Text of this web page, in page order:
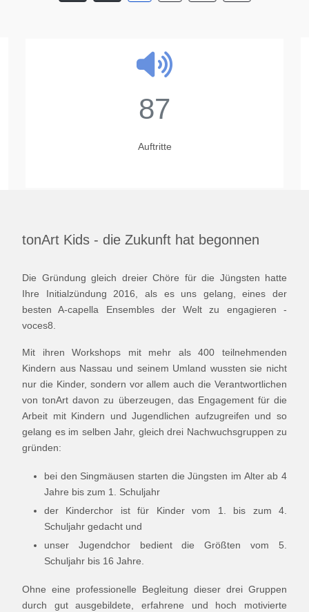
23
Jahre
tonArt Kids - die Zukunft hat begonnen
Die Gründung gleich dreier Chöre für die Jüngsten hatte
Ihre Initialzündung 2016, als es uns gelang, eines der
besten A-capella Ensembles der Welt zu engagieren -
voces8.
Mit ihren Workshops mit mehr als 400 teilnehmenden
Kindern aus Nassau und seinem Umland wussten sie nicht
nur die Kinder, sondern vor allem auch die Verantwortlichen
von tonArt davon zu überzeugen, das Engagement für die
Arbeit mit Kindern und Jugendlichen aufzugreifen und so
gelang es im selben Jahr, gleich drei Nachwuchsgruppen zu
gründen:
bei den Singmäusen starten die Jüngsten im Alter ab 4
Jahre bis zum 1. Schuljahr
der Kinderchor ist für Kinder vom 1. bis zum 4.
Schuljahr gedacht und
unser Jugendchor bedient die Größten vom 5.
Schuljahr bis 16 Jahre.
Ohne eine professionelle Begleitung dieser drei Gruppen
durch gut ausgebildete, erfahrene und hoch motivierte